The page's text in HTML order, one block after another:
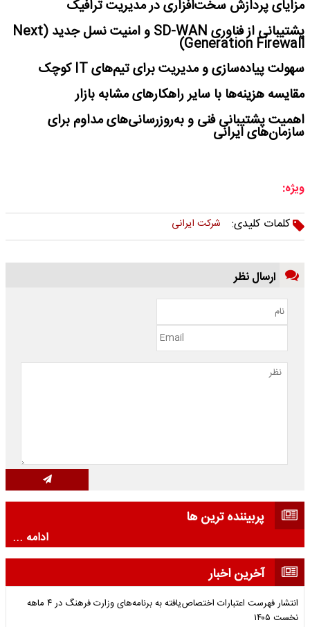
مزایای پردازش سخت‌افزاری در مدیریت ترافیک
پشتیبانی از فناوری SD-WAN و امنیت نسل جدید (Next
Generation Firewall)
سهولت پیاده‌سازی و مدیریت برای تیم‌های IT کوچک
مقایسه هزینه‌ها با سایر راهکارهای مشابه بازار
اهمیت پشتیبانی فنی و به‌روزرسانی‌های مداوم برای
سازمان‌های ایرانی
ویژه:
کلمات کلیدی:
شرکت ایرانی
ارسال نظر
پربیننده ترین ها
ادامه ...
آخرین اخبار
انتشار فهرست اعتبارات اختصاص‌یافته به برنامه‌های وزارت فرهنگ در ۴ ماهه
نخست ۱۴۰۵